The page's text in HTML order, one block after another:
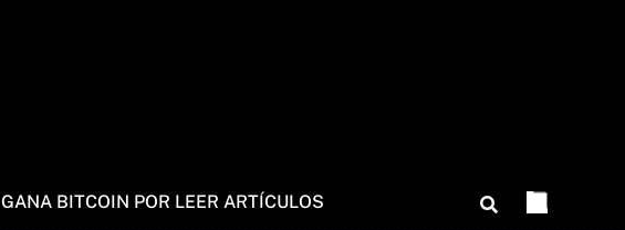
GANA BITCOIN POR LEER ARTÍCULOS